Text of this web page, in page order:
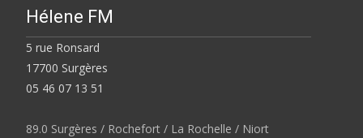
Hélene FM
5 rue Ronsard
17700 Surgères
05 46 07 13 51
89.0 Surgères / Rochefort / La Rochelle / Niort